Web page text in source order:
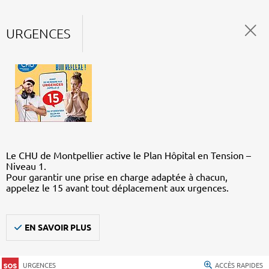
URGENCES
Le CHU de Montpellier active le Plan Hôpital en Tension –
Niveau 1.
Pour garantir une prise en charge adaptée à chacun,
appelez le 15 avant tout déplacement aux urgences.
EN SAVOIR PLUS
URGENCES ACCÈS RAPIDES